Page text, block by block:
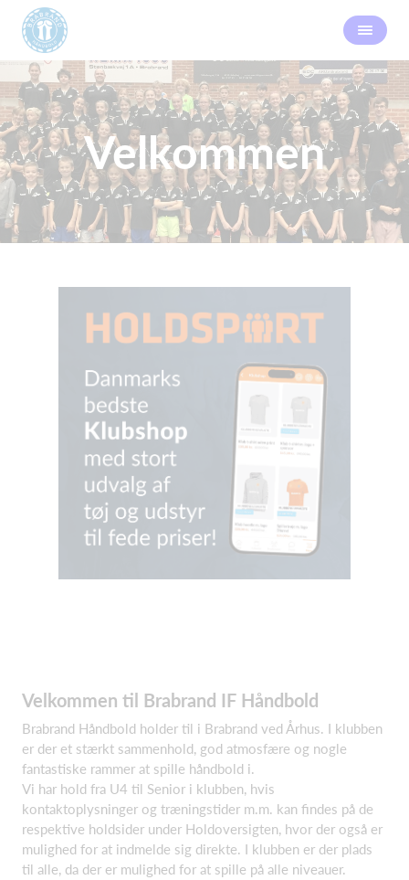
Velkommen
Velkommen til Brabrand IF Håndbold
Brabrand Håndbold holder til i Brabrand ved Århus. I klubben
er der et stærkt sammenhold, god atmosfære og nogle
fantastiske rammer at spille håndbold i.
Vi har hold fra U4 til Senior i klubben, hvis
kontaktoplysninger og træningstider m.m. kan findes på de
respektive holdsider under Holdoversigten, hvor der også er
mulighed for at indmelde sig direkte. I klubben er der plads
til alle, da der er mulighed for at spille på alle niveauer.